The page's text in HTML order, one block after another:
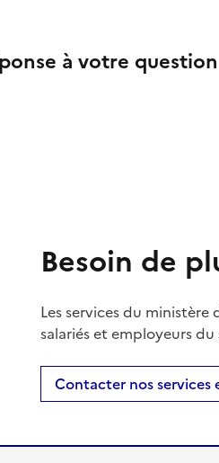
à votre
Besoin de
Les services du
salariés et employeurs
Contacter nos services